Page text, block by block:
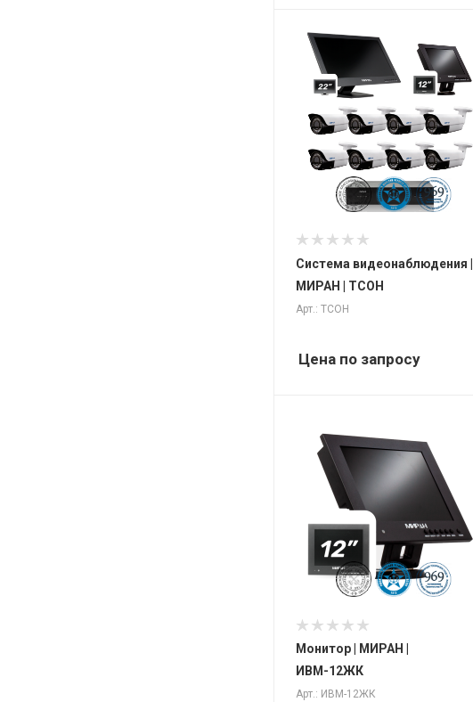
Система видеонаблюдения |
МИРАН | ТСОН
Арт.: ТСОН
Цена по запросу
Монитор | МИРАН |
ИВМ-12ЖК
Арт.: ИВМ-12ЖК